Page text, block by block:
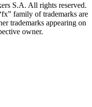
S.A. All rights reserved.
family of trademarks are
trademarks appearing on
owner.